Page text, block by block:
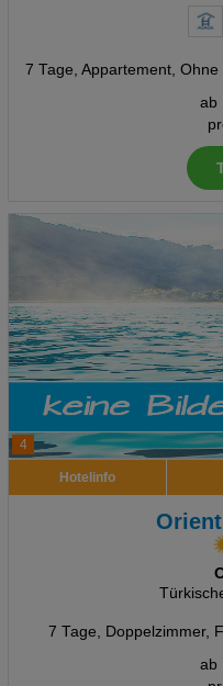
7 Tage, Appartement, Ohne
ab
4
Hotelinfo
7 Tage, Doppelzimmer,
ab